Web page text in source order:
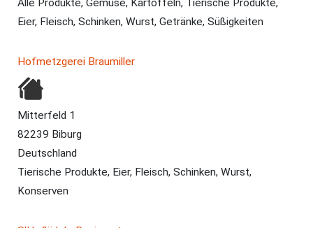
Alle Produkte, Gemüse, Kartoffeln, Tierische Produkte,
Eier, Fleisch, Schinken, Wurst, Getränke, Süßigkeiten
Hofmetzgerei Braumiller
Mitterfeld 1
82239 Biburg
Deutschland
Tierische Produkte, Eier, Fleisch, Schinken, Wurst,
Konserven